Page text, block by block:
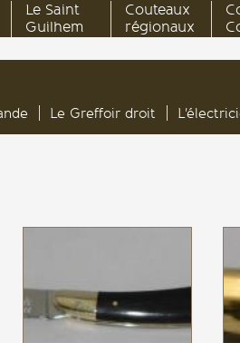
Le Saint
Guilhem
Couteaux
régionaux
Le Greffoir droit